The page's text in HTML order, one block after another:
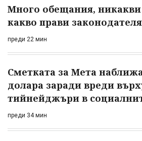
Много обещания, никакви
какво прави
преди 22 мин
Сметката за Мета
долара заради вреди
тийнейджъри в
преди 34 мин